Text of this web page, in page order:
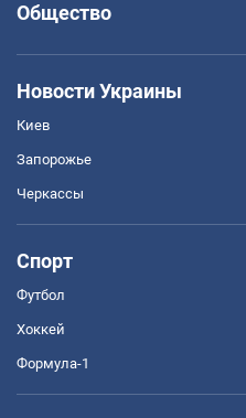
Общество
Новости Украины
Киев
Запорожье
Черкассы
Спорт
Футбол
Хоккей
Формула-1